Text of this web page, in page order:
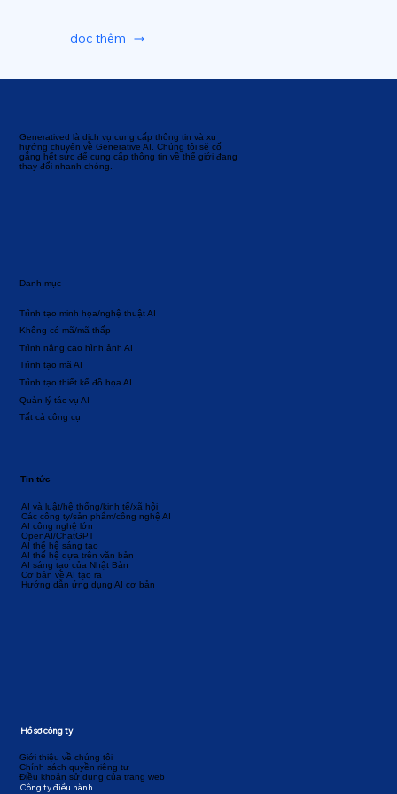
Generatived là dịch vụ cung cấp thông tin và xu
hướng chuyên về Generative AI. Chúng tôi sẽ cố
gắng hết sức để cung cấp thông tin về thế giới đang
thay đổi nhanh chóng.
Danh mục
Tất cả công cụ
Quản lý tác vụ AI
Trình tạo thiết kế đồ họa AI
Không có mã/mã thấp
Trình tạo mã AI
Trình nâng cao hình ảnh AI
Trình tạo minh họa/nghệ thuật AI
AI và luật/hệ thống/kinh tế/xã hội
Các công ty/sản phẩm/công nghệ AI
AI công nghệ lớn
OpenAI/ChatGPT
AI thế hệ sáng tạo
AI thế hệ dựa trên văn bản
AI sáng tạo của Nhật Bản
Cơ bản về AI tạo ra
Hướng dẫn ứng dụng AI cơ bản
Tin tức
Giới thiệu về chúng tôi
Chính sách quyền riêng tư
Điều khoản sử dụng của trang web
Công ty điều hành
Hồ sơ công ty
đọc thêm